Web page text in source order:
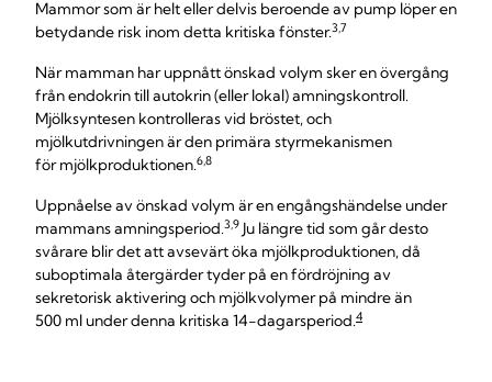
Mammor som är helt eller delvis beroende av pump löper en
betydande risk inom detta kritiska fönster.3,7
När mamman har uppnått önskad volym sker en övergång
från endokrin till autokrin (eller lokal) amningskontroll.
Mjölksyntesen kontrolleras vid bröstet, och
mjölkutdrivningen är den primära styrmekanismen
för mjölkproduktionen.6,8
Uppnåelse av önskad volym är en engångshändelse under
mammans amningsperiod.3,9 Ju längre tid som går desto
svårare blir det att avsevärt öka mjölkproduktionen, då
suboptimala återgärder tyder på en fördröjning av
sekretorisk aktivering och mjölkvolymer på mindre än
500 ml under denna kritiska 14-dagarsperiod.4